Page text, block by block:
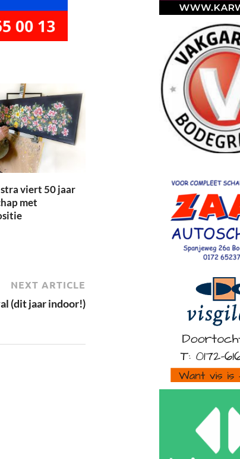
viert 50 jaar
met
NEXT ARTICLE
(dit jaar indoor!)